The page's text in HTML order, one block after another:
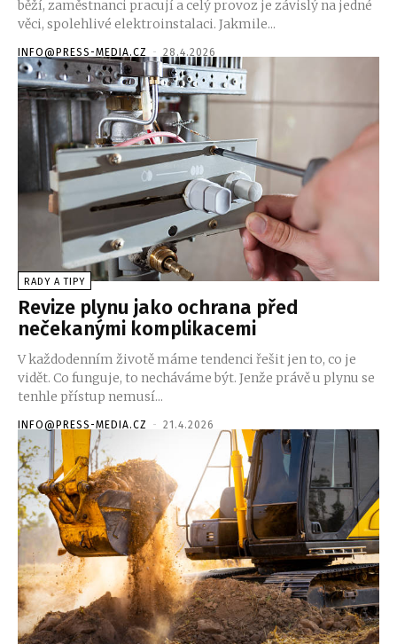
běží, zaměstnanci pracují a celý provoz je závislý na jedné
věci, spolehlivé elektroinstalaci. Jakmile...
INFO@PRESS-MEDIA.CZ - 28.4.2026
RADY A TIPY
Revize plynu jako ochrana před
nečekanými komplikacemi
V každodenním životě máme tendenci řešit jen to, co je
vidět. Co funguje, to necháváme být. Jenže právě u plynu se
tenhle přístup nemusí...
INFO@PRESS-MEDIA.CZ - 21.4.2026